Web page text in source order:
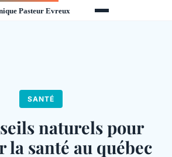
SANTÉ
naturels pour
la santé au québec